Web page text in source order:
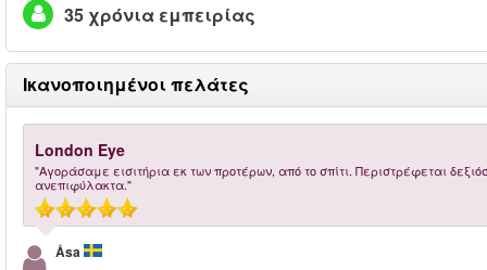
35 χρόνια εμπειρίας
Ικανοποιημένοι πελάτες
London Eye
"Αγοράσαμε εισιτήρια εκ των προτέρων, από το σπίτι. Περιστρέφεται
ανεπιφύλακτα."
Åsa